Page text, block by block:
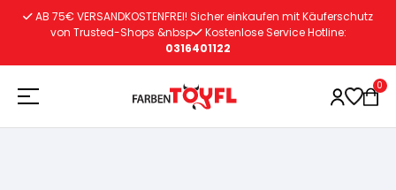
AB 75€ VERSANDKOSTENFREI! Sicher einkaufen mit Käuferschutz
von Trusted-Shops &nbsp
Kostenlose Service Hotline:
0316401122
0